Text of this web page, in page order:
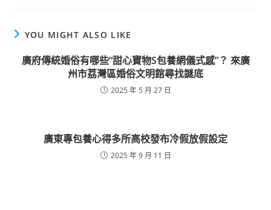
YOU MIGHT ALSO LIKE
廣府傳統婚俗有哪些“甜心寶物S包養網儀式感”？ 來廣
州市荔灣區婚俗文明館尋找謎底
2025 年 5 月 27 日
廣東專包養心得多所高校發布冷假放假設定
2025 年 9 月 11 日